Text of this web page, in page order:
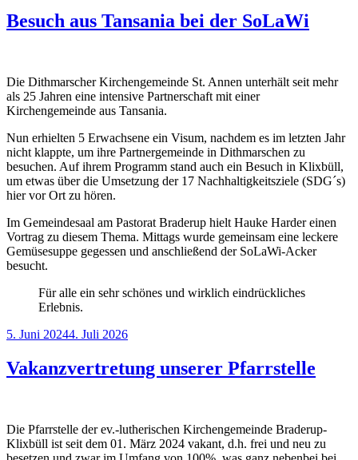
Besuch aus Tansania bei der SoLaWi
Die Dithmarscher Kirchengemeinde St. Annen unterhält seit mehr
als 25 Jahren eine intensive Partnerschaft mit einer
Kirchengemeinde aus Tansania.
Nun erhielten 5 Erwachsene ein Visum, nachdem es im letzten Jahr
nicht klappte, um ihre Partnergemeinde in Dithmarschen zu
besuchen. Auf ihrem Programm stand auch ein Besuch in Klixbüll,
um etwas über die Umsetzung der 17 Nachhaltigkeitsziele (SDG´s)
hier vor Ort zu hören.
Im Gemeindesaal am Pastorat Braderup hielt Hauke Harder einen
Vortrag zu diesem Thema. Mittags wurde gemeinsam eine leckere
Gemüsesuppe gegessen und anschließend der SoLaWi-Acker
besucht.
Für alle ein sehr schönes und wirklich eindrückliches
Erlebnis.
Veröffentlicht
5. Juni 20244. Juli 2026
Vakanzvertretung unserer Pfarrstelle
Die Pfarrstelle der ev.-lutherischen Kirchengemeinde Braderup-
Klixbüll ist seit dem 01. März 2024 vakant, d.h. frei und neu zu